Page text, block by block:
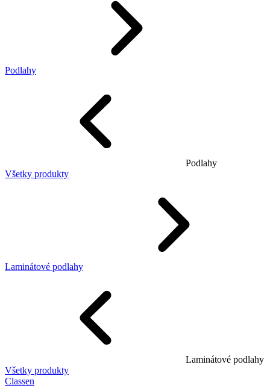
Podlahy
Podlahy
Všetky produkty
Laminátové podlahy
Laminátové podlahy
Všetky produkty
Classen